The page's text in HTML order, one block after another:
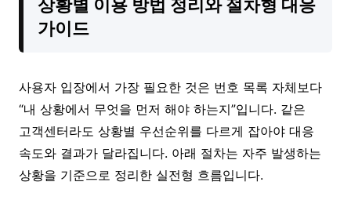
상황별 이용 방법 정리와 절차형 대응
가이드
사용자 입장에서 가장 필요한 것은 번호 목록 자체보다
“내 상황에서 무엇을 먼저 해야 하는지”입니다. 같은
고객센터라도 상황별 우선순위를 다르게 잡아야 대응
속도와 결과가 달라집니다. 아래 절차는 자주 발생하는
상황을 기준으로 정리한 실전형 흐름입니다.